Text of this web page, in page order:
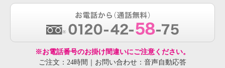
※お電話番号のお掛け間違いにご注意ください。
ご注文：24時間｜お問い合わせ：音声自動応答